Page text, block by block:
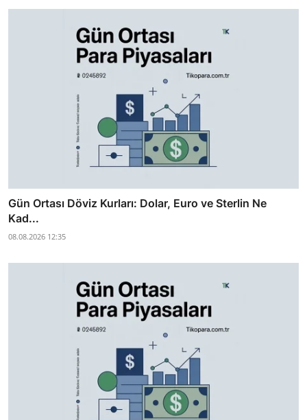
Gün Ortası Döviz Kurları: Dolar, Euro ve Sterlin Ne
Kad...
08.08.2026 12:35